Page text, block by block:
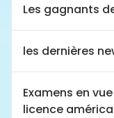
Les gagnants
les dernières
Examens en
licence